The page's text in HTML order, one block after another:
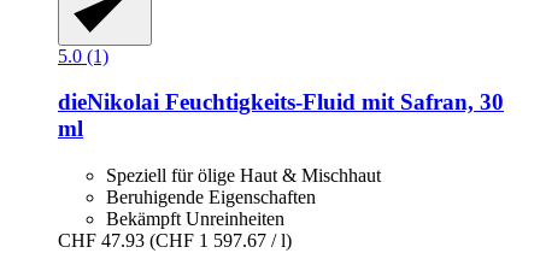
5.0 (1)
dieNikolai Feuchtigkeits-​Fluid mit Safran, 30
ml
Speziell für ölige Haut & Mischhaut
Beruhigende Eigenschaften
Bekämpft Unreinheiten
CHF 47.93 (CHF 1 597.67 / l)